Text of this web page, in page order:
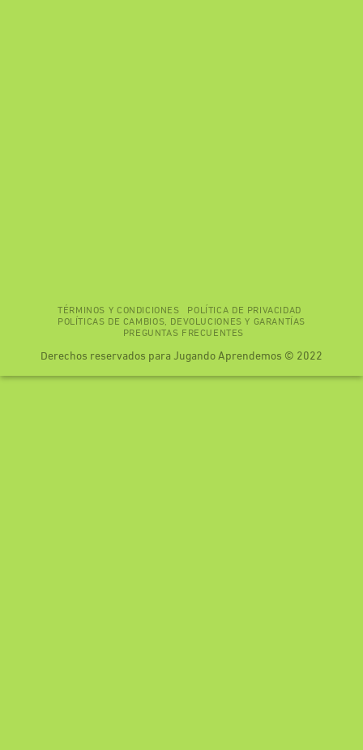
TÉRMINOS Y CONDICIONES POLÍTICA DE PRIVACIDAD
POLÍTICAS DE CAMBIOS, DEVOLUCIONES Y GARANTÍAS
PREGUNTAS FRECUENTES
Derechos reservados para Jugando Aprendemos © 2022